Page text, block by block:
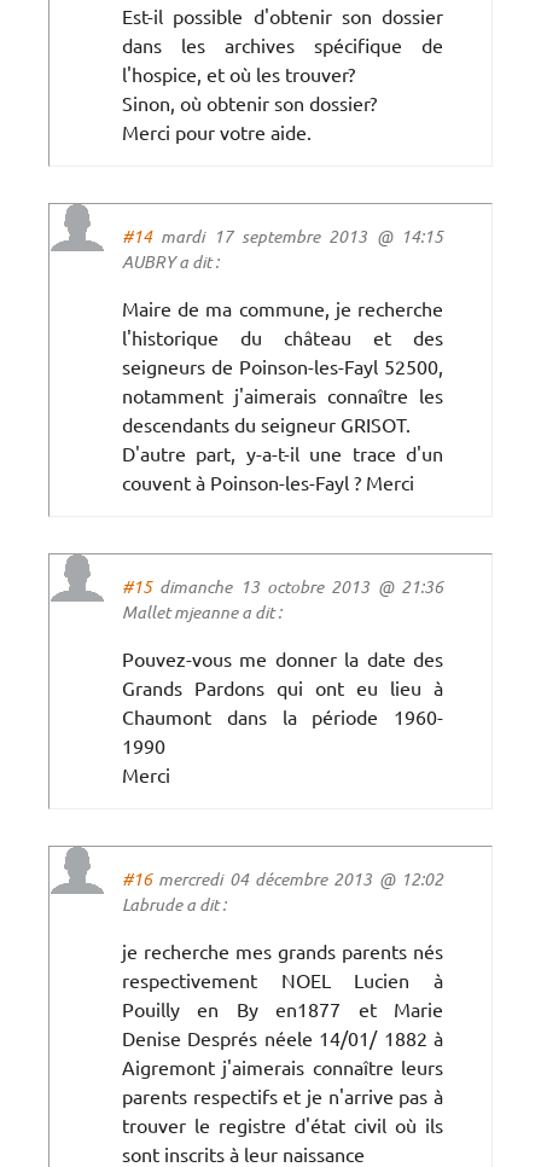
Est-il possible d'obtenir son dossier
dans les archives spécifique de
l'hospice, et où les trouver?
Sinon, où obtenir son dossier?
Merci pour votre aide.
#14mardi 17 septembre 2013 @ 14:15
AUBRY a dit :
Maire de ma commune, je recherche
l'historique du château et des
seigneurs de Poinson-les-Fayl 52500,
notamment j'aimerais connaître les
descendants du seigneur GRISOT.
D'autre part, y-a-t-il une trace d'un
couvent à Poinson-les-Fayl ? Merci
#15dimanche 13 octobre 2013 @ 21:36
Mallet mjeanne a dit :
Pouvez-vous me donner la date des
Grands Pardons qui ont eu lieu à
Chaumont dans la période 1960-
1990
Merci
#16mercredi 04 décembre 2013 @ 12:02
Labrude a dit :
je recherche mes grands parents nés
respectivement NOEL Lucien à
Pouilly en By en1877 et Marie
Denise Després néele 14/01/ 1882 à
Aigremont j'aimerais connaître leurs
parents respectifs et je n'arrive pas à
trouver le registre d'état civil où ils
sont inscrits à leur naissance